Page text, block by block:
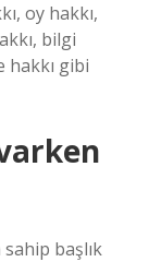
oy hakkı,
bilgi
hakkı gibi
sahip başlık